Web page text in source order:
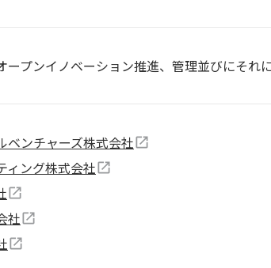
ープンイノベーション推進、管理並びにそれ
ベンチャーズ株式会社
ィング株式会社
社